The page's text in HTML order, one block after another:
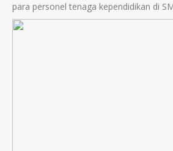
para personel tenaga kependidikan di